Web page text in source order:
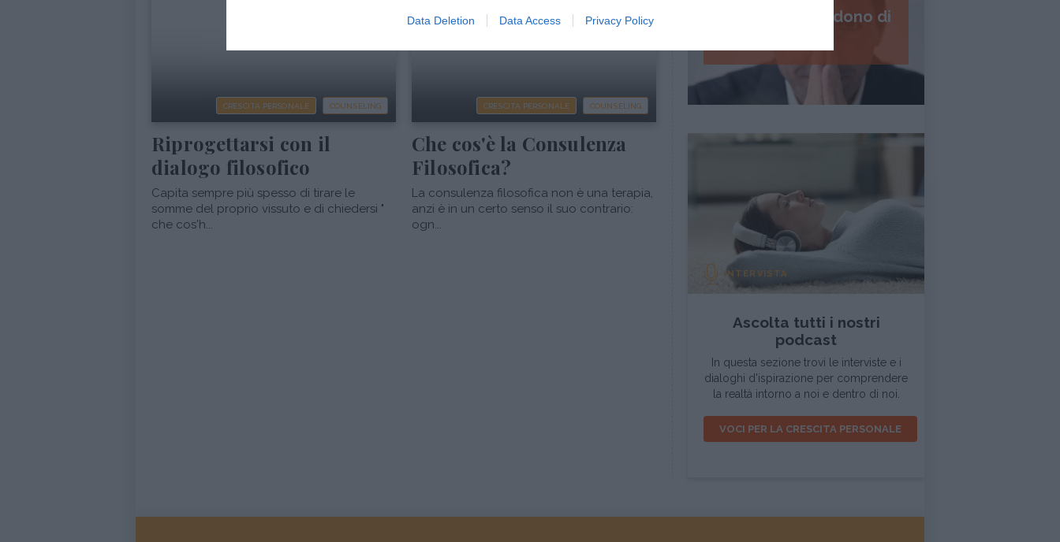
Data Deletion Data Access Privacy Policy
CRESCITA PERSONALE COUNSELING
Riprogettarsi con il
dialogo filosofico
Capita sempre più spesso di tirare le
somme del proprio vissuto e di chiedersi "
che cos'h...
CRESCITA PERSONALE COUNSELING
Che cos'è la Consulenza
Filosofica?
La consulenza filosofica non è una terapia,
anzi è in un certo senso il suo contrario:
ogn...
I 7 passi del perdono di
INTERVISTA
Ascolta tutti i nostri
podcast
In questa sezione trovi le interviste e i
dialoghi d'ispirazione per comprendere
la realtà intorno a noi e dentro di noi.
VOCI PER LA CRESCITA PERSONALE